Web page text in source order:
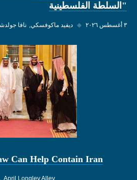
"السلطة الفلسطينية
٣ أغسطس ٢٠٢٦ ◆ ديفيد ماكوفسكي نافا
Can Help Contain Iran
April Longley Alley